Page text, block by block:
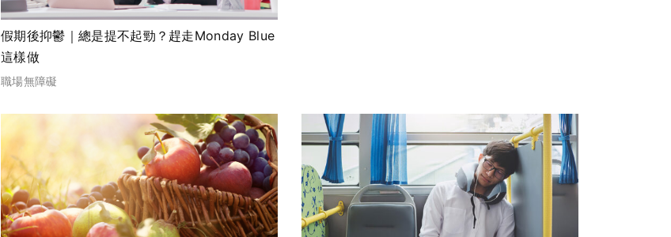
假期後抑鬱｜總是提不起勁？趕走Monday Blue
這樣做
職場無障礙